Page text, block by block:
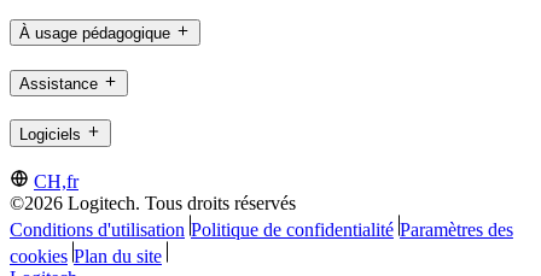
À usage pédagogique
Assistance
Logiciels
CH,fr
©2026 Logitech. Tous droits réservés
Conditions d'utilisation Politique de confidentialité Paramètres des
cookies Plan du site